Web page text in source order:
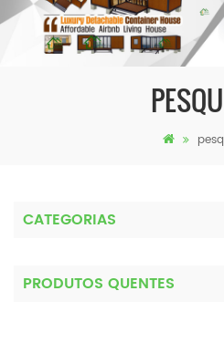
CATEGORIAS
PRODUTOS QUENTES